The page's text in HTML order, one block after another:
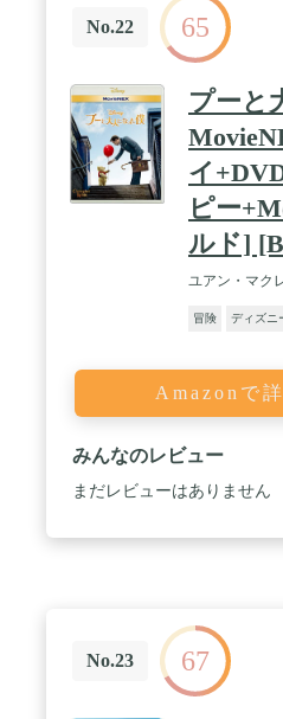
No.22 65
プーと
イ
ピー
ルド]
ユアン・マク
冒険 ディズニ
Amazonで
みんなのレビュー
まだレビューはありません
No.23 67